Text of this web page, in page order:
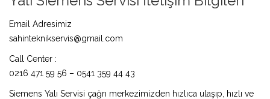
Email Adresimiz
sahinteknikservis@gmail.com
Call Center :
0216 471 59 56 – 0541 359 44 43
Siemens Yalı Servisi çağrı merkezimizden hızlıca ulaşıp, hızlı ve